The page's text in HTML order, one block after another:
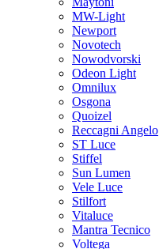
MW-Light
Newport
Novotech
Nowodvorski
Odeon Light
Omnilux
Osgona
Quoizel
Reccagni Angelo
ST Luce
Stiffel
Sun Lumen
Vele Luce
Stilfort
Vitaluce
Mantra Tecnico
Voltega